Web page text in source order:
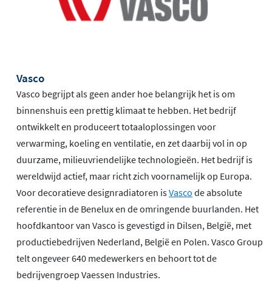
Vasco
Vasco begrijpt als geen ander hoe belangrijk het is om
binnenshuis een prettig klimaat te hebben. Het bedrijf
ontwikkelt en produceert totaaloplossingen voor
verwarming, koeling en ventilatie, en zet daarbij vol in op
duurzame, milieuvriendelijke technologieën. Het bedrijf is
wereldwijd actief, maar richt zich voornamelijk op Europa.
Voor decoratieve designradiatoren isVasco de absolute
referentie in de Benelux en de omringende buurlanden. Het
hoofdkantoor van Vasco is gevestigd in Dilsen, België, met
productiebedrijven Nederland, België en Polen. Vasco Group
telt ongeveer 640 medewerkers en behoort tot de
bedrijvengroep Vaessen Industries.